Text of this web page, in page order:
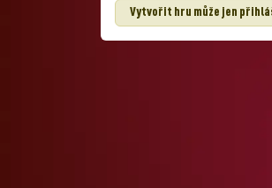
Vytvořit hru může jen